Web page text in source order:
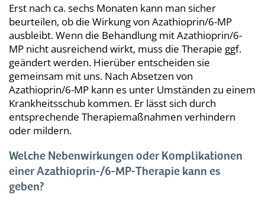
Erst nach ca. sechs Monaten kann man sicher
beurteilen, ob die Wirkung von Azathioprin/6-MP
ausbleibt. Wenn die Behandlung mit Azathioprin/6-
MP nicht ausreichend wirkt, muss die Therapie ggf.
geändert werden. Hierüber entscheiden sie
gemeinsam mit uns. Nach Absetzen von
Azathioprin/6-MP kann es unter Umständen zu einem
Krankheitsschub kommen. Er lässt sich durch
entsprechende Therapiemaßnahmen verhindern
oder mildern.
Welche Nebenwirkungen oder Komplikationen
einer Azathioprin-/6-MP-Therapie kann es
geben?